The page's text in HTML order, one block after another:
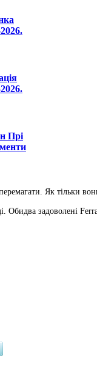
Прі
Як тільки вони
задоволені